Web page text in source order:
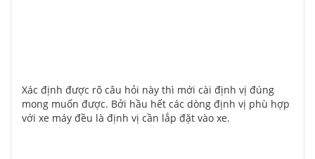
Xác định được rõ câu hỏi này thì mới cài định vị đúng
mong muốn được. Bởi hầu hết các dòng định vị phù hợp
với xe máy đều là định vị cần lắp đặt vào xe.